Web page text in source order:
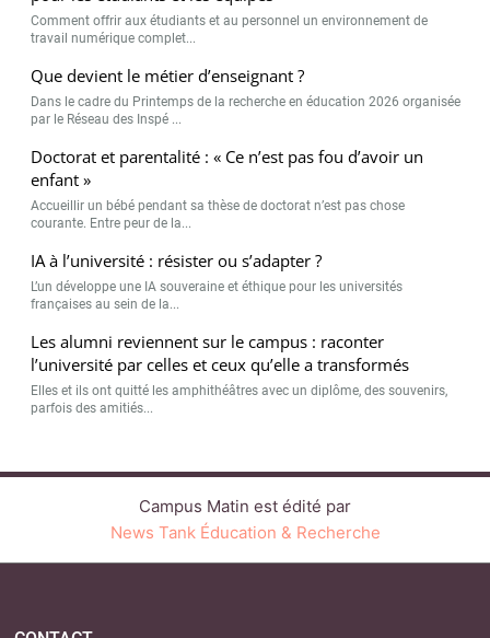
Comment offrir aux étudiants et au personnel un environnement de
travail numérique complet...
Que devient le métier d’enseignant ?
Dans le cadre du Printemps de la recherche en éducation 2026 organisée
par le Réseau des Inspé ...
Doctorat et parentalité : « Ce n’est pas fou d’avoir un
enfant »
Accueillir un bébé pendant sa thèse de doctorat n’est pas chose
courante. Entre peur de la...
IA à l’université : résister ou s’adapter ?
L’un développe une IA souveraine et éthique pour les universités
françaises au sein de la...
Les alumni reviennent sur le campus : raconter
l’université par celles et ceux qu’elle a transformés
Elles et ils ont quitté les amphithéâtres avec un diplôme, des souvenirs,
parfois des amitiés...
Campus Matin est édité par
News Tank Éducation & Recherche